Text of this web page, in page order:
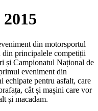
din motorsportul
din principalele competiții
și Campionatul Național de
eveniment din
echipate pentru asfalt, care
cât și mașini care vor
și macadam.